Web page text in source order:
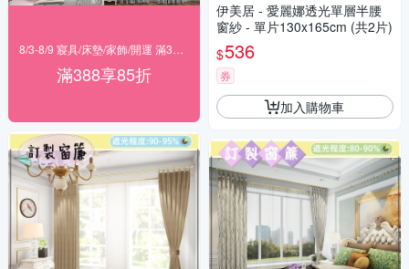
滿388享85折
伊美居 - 愛麗娜透光單層半腰
窗紗 - 單片130x165cm (共2片)
$536
券
加入購物車